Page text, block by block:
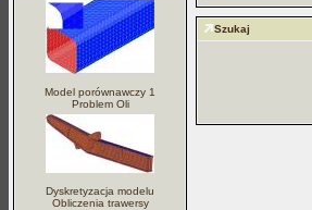
Model porównawczy 1
Problem Oli
Dyskretyzacja modelu
Obliczenia trawersy
Szukaj